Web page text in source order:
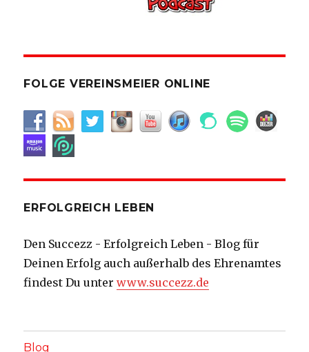
FOLGE VEREINSMEIER ONLINE
ERFOLGREICH LEBEN
Den Succezz - Erfolgreich Leben - Blog für
Deinen Erfolg auch außerhalb des Ehrenamtes
findest Du unterwww.succezz.de
Blog